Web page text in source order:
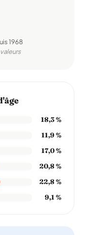
1968
18,3 %
11,9 %
17,0 %
20,8 %
22,8 %
9,1 %